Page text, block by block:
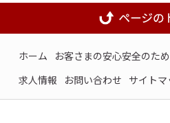
ホーム お客さまの安心安全のた
求人情報
お問い合わせ サイト